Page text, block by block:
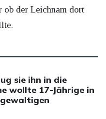
ob der Leichnam dort
sie ihn in die
wollte 17-Jährige in